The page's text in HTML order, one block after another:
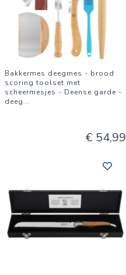
Bakkermes deegmes - brood
scoring toolset met
scheermesjes - Deense garde -
deeg...
€ 54,99